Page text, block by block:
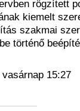
rögzített
kiemelt
szakmai
történő
15:27